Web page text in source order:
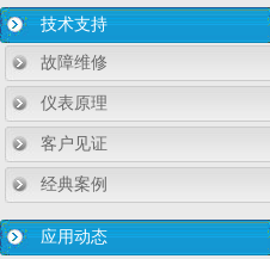
技术支持
故障维修
仪表原理
客户见证
经典案例
应用动态